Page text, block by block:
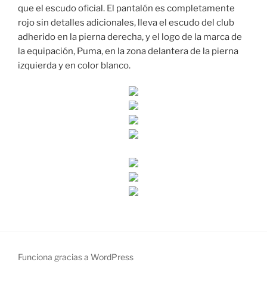
que el escudo oficial. El pantalón es completamente
rojo sin detalles adicionales, lleva el escudo del club
adherido en la pierna derecha, y el logo de la marca de
la equipación, Puma, en la zona delantera de la pierna
izquierda y en color blanco.
Funciona gracias a WordPress